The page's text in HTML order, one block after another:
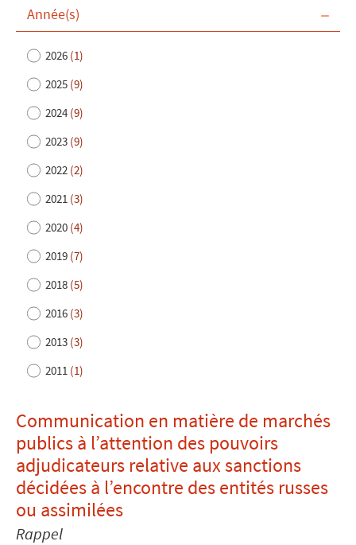
Année(s)
2026 (1)
2025 (9)
2024 (9)
2023 (9)
2022 (2)
2021 (3)
2020 (4)
2019 (7)
2018 (5)
2016 (3)
2013 (3)
2011 (1)
Communication en matière de marchés
publics à l’attention des pouvoirs
adjudicateurs relative aux sanctions
décidées à l’encontre des entités russes
ou assimilées
Rappel